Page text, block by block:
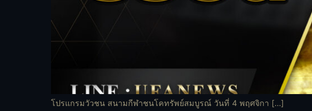
โปรแกรมวัวชน สนามกีฬาชนโคทรัพย์สมบูรณ์ วันที่ 4 พฤศจิกา […]